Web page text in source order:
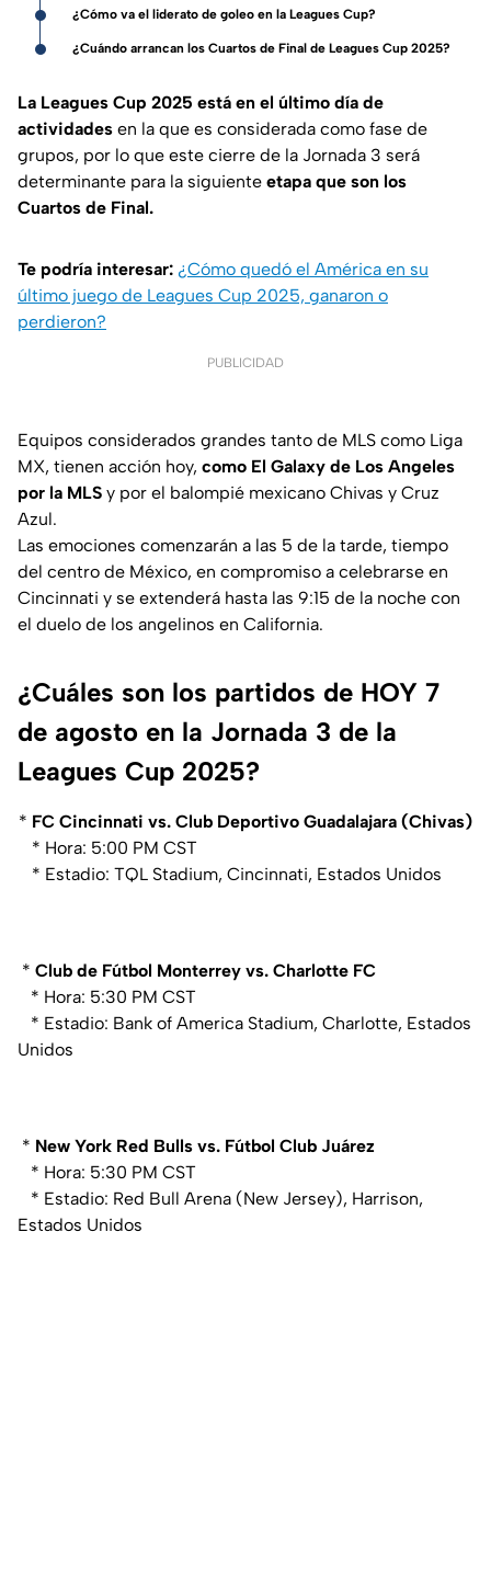
¿Cómo va el liderato de goleo en la Leagues Cup?
¿Cuándo arrancan los Cuartos de Final de Leagues Cup 2025?
La Leagues Cup 2025 está en el último día de
actividades en la que es considerada como fase de
grupos, por lo que este cierre de la Jornada 3 será
determinante para la siguiente etapa que son los
Cuartos de Final.
Te podría interesar: ¿Cómo quedó el América en su
último juego de Leagues Cup 2025, ganaron o
perdieron?
PUBLICIDAD
Equipos considerados grandes tanto de MLS como Liga
MX, tienen acción hoy, como El Galaxy de Los Angeles
por la MLS y por el balompié mexicano Chivas y Cruz
Azul.
Las emociones comenzarán a las 5 de la tarde, tiempo
del centro de México, en compromiso a celebrarse en
Cincinnati y se extenderá hasta las 9:15 de la noche con
el duelo de los angelinos en California.
¿Cuáles son los partidos de HOY 7
de agosto en la Jornada 3 de la
Leagues Cup 2025?
* FC Cincinnati vs. Club Deportivo Guadalajara (Chivas)
* Hora: 5:00 PM CST
* Estadio: TQL Stadium, Cincinnati, Estados Unidos
* Club de Fútbol Monterrey vs. Charlotte FC
* Hora: 5:30 PM CST
* Estadio: Bank of America Stadium, Charlotte, Estados
Unidos
* New York Red Bulls vs. Fútbol Club Juárez
* Hora: 5:30 PM CST
* Estadio: Red Bull Arena (New Jersey), Harrison,
Estados Unidos